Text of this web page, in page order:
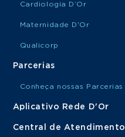
Cardiologia D’Or
Maternidade D'Or
Qualicorp
Parcerias
Conheça nossas Parcerias
Aplicativo Rede D'Or
Central de Atendimento